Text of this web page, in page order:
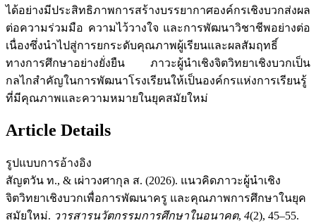
ได้อย่างมีประสิทธิภาพการสร้างบรรยากาศองค์กรเชิงบวกส่งผล
ต่อความร่วมมือ ความไว้วางใจ และการพัฒนาวิชาชีพอย่างต่อ
เนื่องซึ่งนำไปสู่การยกระดับคุณภาพผู้เรียนและผลสัมฤทธิ์
ทางการศึกษาอย่างยั่งยืน ภาวะผู้นำเชิงจิตวิทยาเชิงบวกเป็น
กลไกสำคัญในการพัฒนาโรงเรียนให้เป็นองค์กรแห่งการเรียนรู้
ที่มีคุณภาพและความหมายในยุคสมัยใหม่
Article Details
รูปแบบการอ้างอิง
สัญตวัน ท., & เผ่าวงศากุล ส. (2026). แนวคิดภาวะผู้นำเชิง
จิตวิทยาเชิงบวกเพื่อการพัฒนาครู และคุณภาพการศึกษาในยุค
สมัยใหม่. วารสารนวัตกรรมการศึกษาในอนาคต, 4(2), 45–55.